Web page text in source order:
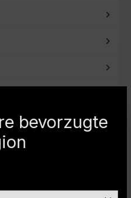
Dann rufen Sie uns
an.
bevorzugte